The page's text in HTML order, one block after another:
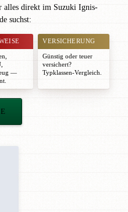
alles direkt im Suzuki Ignis-
suchst:
—
VERSICHERUNG
Günstig oder teuer
versichert?
Typklassen-Vergleich.